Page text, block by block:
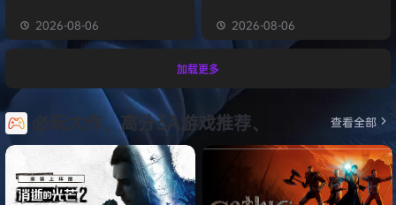
2026-08-06 2026-08-06
加载更多
必玩大作、高分3A游戏推荐、 查看全部